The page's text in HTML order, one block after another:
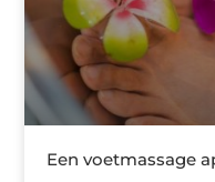
Een voetmassage